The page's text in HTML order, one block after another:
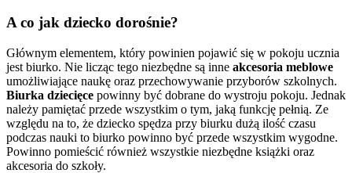
A co jak dziecko dorośnie?
Głównym elementem, który powinien pojawić się w pokoju ucznia
jest biurko. Nie licząc tego niezbędne są inne akcesoria meblowe
umożliwiające naukę oraz przechowywanie przyborów szkolnych.
Biurka dziecięce powinny być dobrane do wystroju pokoju. Jednak
należy pamiętać przede wszystkim o tym, jaką funkcję pełnią. Ze
względu na to, że dziecko spędza przy biurku dużą ilość czasu
podczas nauki to biurko powinno być przede wszystkim wygodne.
Powinno pomieścić również wszystkie niezbędne książki oraz
akcesoria do szkoły.